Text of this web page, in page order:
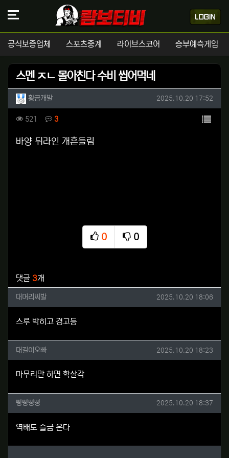
공식보증업체 스포츠중계 라이브스코어 승부예측게임
스멘 ㅈㄴ 몰아친다 수비 씹어먹네
작성자 정보
황금개발작성 작성일
2025.10.20 17:52
컨텐츠 정보
521 조회 3댓글 목록
본문
바양 뒤라인 개흔들림
0
추천
0
비추천
댓글 3개
대머리씨발님의 댓글
대머리씨발 작성일
2025.10.20 18:06
스루 박히고 경고등
대길이오빠님의 댓글
대길이오빠 작성일
2025.10.20 18:23
마무리만 하면 학살각
빵빵빵빵님의 댓글
빵빵빵빵 작성일
2025.10.20 18:37
역배도 슬금 온다